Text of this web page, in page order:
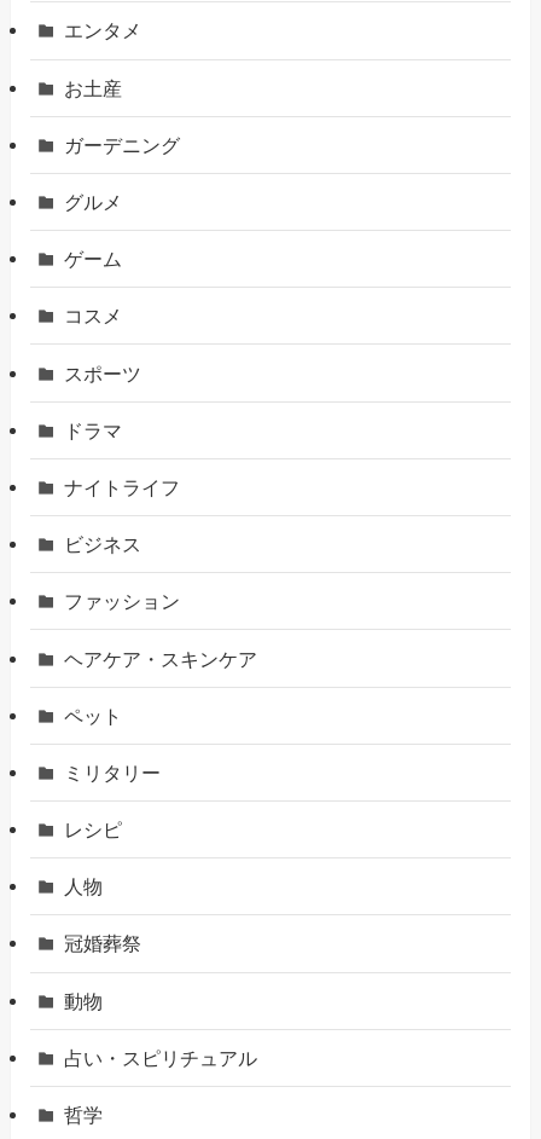
エンタメ
お土産
ガーデニング
グルメ
ゲーム
コスメ
スポーツ
ドラマ
ナイトライフ
ビジネス
ファッション
ヘアケア・スキンケア
ペット
ミリタリー
レシピ
人物
冠婚葬祭
動物
占い・スピリチュアル
哲学